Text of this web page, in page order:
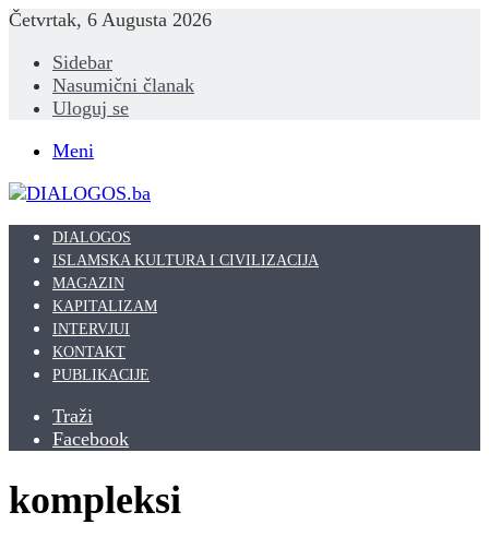
Četvrtak, 6 Augusta 2026
Sidebar
Nasumični članak
Uloguj se
Meni
DIALOGOS
ISLAMSKA KULTURA I CIVILIZACIJA
MAGAZIN
KAPITALIZAM
INTERVJUI
KONTAKT
PUBLIKACIJE
Traži
Facebook
kompleksi